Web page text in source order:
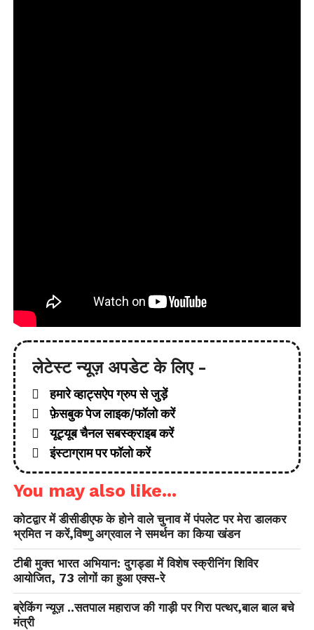
लेटेस्ट न्यूज़ अपडेट के लिए -
हमारे व्हाट्सऐप ग्रुप से जुड़ें
फ़ेसबुक पेज लाइक/फॉलो करें
यूट्यूब चैनल सबस्क्राइब करें
इंस्टाग्राम पर फॉलो करें
You may also like...
कोटद्वार में डीसीडीएफ के होने वाले चुनाव में पंपलेट पर मेरा डालकर
भ्रमित न करें,विष्णु अग्रवाल ने समर्थन का किया खंडन
टीबी मुक्त भारत अभियान: दुगड्डा में विशेष स्क्रीनिंग शिविर
आयोजित, 73 लोगों का हुआ एक्स-रे
ब्रेकिंग न्यूज़ ..सतपाल महाराज की गाड़ी पर गिरा पत्थर,बाल बाल बचे
मंत्री